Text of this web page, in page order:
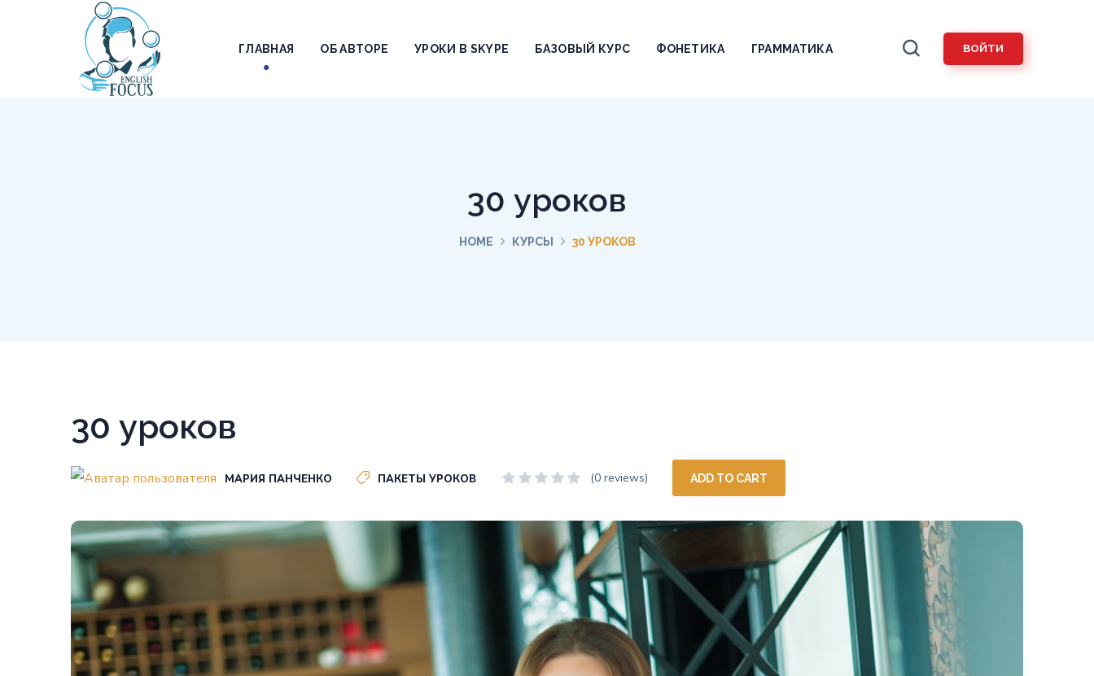
ГЛАВНАЯ ОБ АВТОРЕ УРОКИ В SKYPE БАЗОВЫЙ КУРС ФОНЕТИКА ГРАММАТИКА ВОЙТИ
30 уроков
HOME КУРСЫ 30 УРОКОВ
30 уроков
МАРИЯ ПАНЧЕНКО ПАКЕТЫ УРОКОВ (0 reviews) ADD TO CART